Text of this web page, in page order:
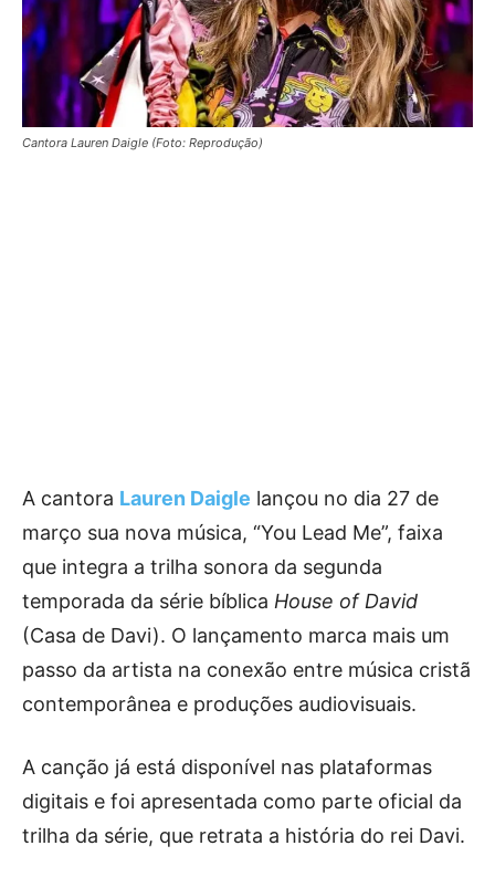
Cantora Lauren Daigle (Foto: Reprodução)
A cantora Lauren Daigle lançou no dia 27 de
março sua nova música, “You Lead Me”, faixa
que integra a trilha sonora da segunda
temporada da série bíblica House of David
(Casa de Davi). O lançamento marca mais um
passo da artista na conexão entre música cristã
contemporânea e produções audiovisuais.
A canção já está disponível nas plataformas
digitais e foi apresentada como parte oficial da
trilha da série, que retrata a história do rei Davi.